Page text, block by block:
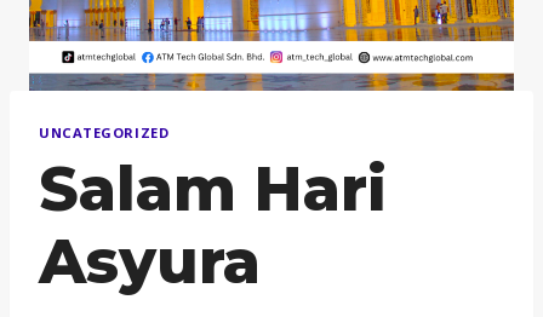
UNCATEGORIZED
Salam Hari
Asyura